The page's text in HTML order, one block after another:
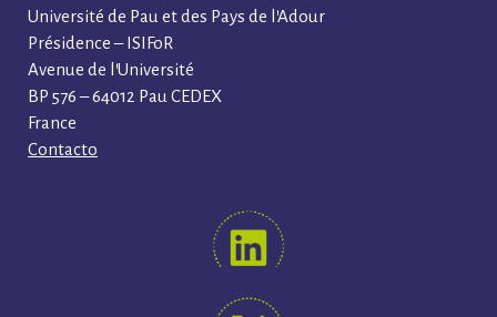
Université de Pau et des Pays de l’Adour
Présidence – ISIFoR
Avenue de l’Université
BP 576 – 64012 Pau CEDEX
France
Contacto